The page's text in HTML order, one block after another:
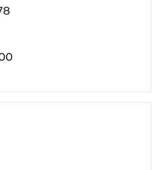
динамичный седан
3 с ручным
(РУ)